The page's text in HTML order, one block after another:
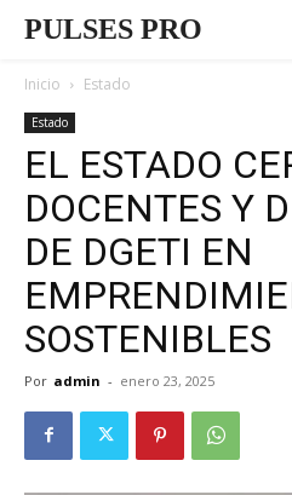
PULSES PRO
Inicio Estado
Estado
EL ESTADO
DOCENTES Y
DE DGETI EN
SOSTENIBLES
Por admin - enero 23, 2025